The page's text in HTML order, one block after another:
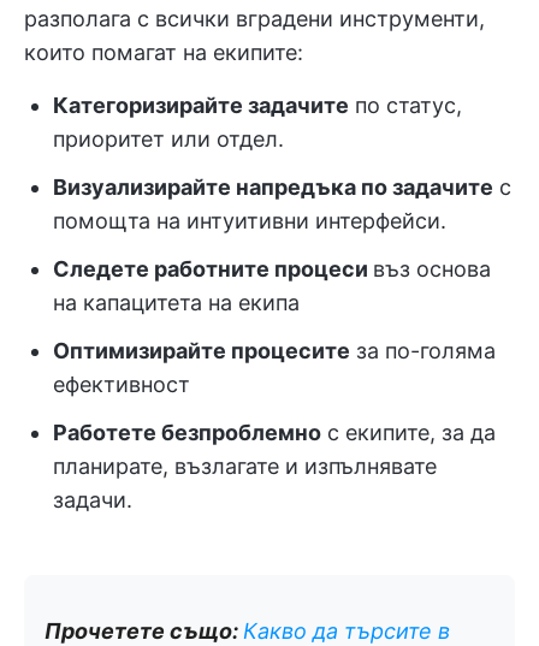
разполага с всички вградени инструменти,
които помагат на екипите:
Категоризирайте задачите по статус,
приоритет или отдел.
Визуализирайте напредъка по задачите с
помощта на интуитивни интерфейси.
Следете работните процеси въз основа
на капацитета на екипа
Оптимизирайте процесите за по-голяма
ефективност
Работете безпроблемно с екипите, за да
планирате, възлагате и изпълнявате
задачи.
Прочетете също: Какво да търсите в